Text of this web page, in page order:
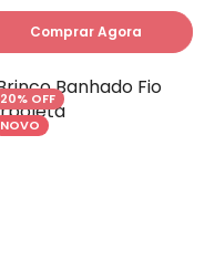
Comprar Agora
20% OFF
NOVO